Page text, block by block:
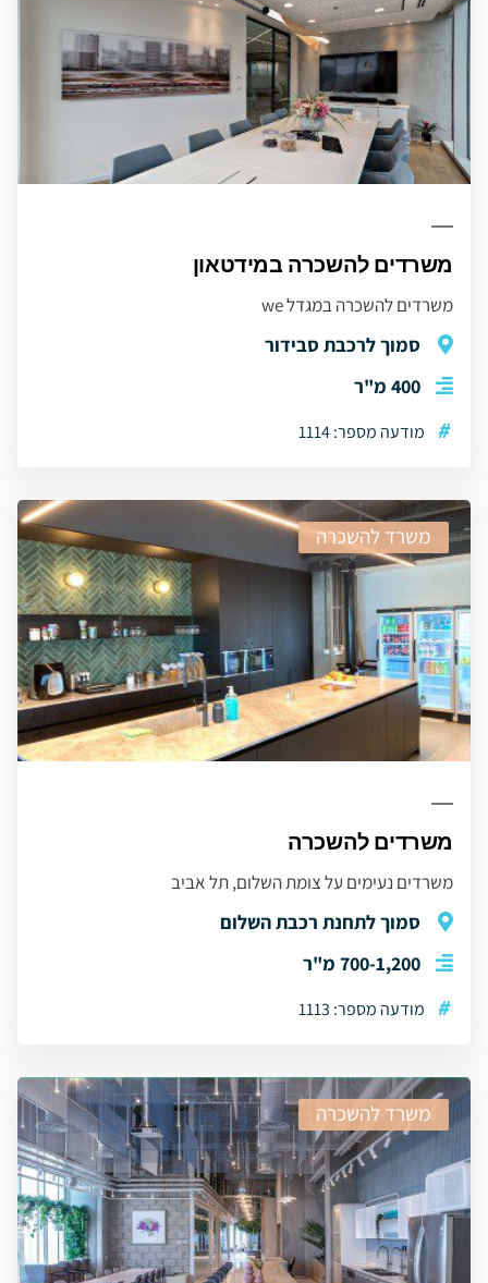
משרדים להשכרה במידטאון
משרדים להשכרה במגדל we
סמוך לרכבת סבידור
400 מ"ר
# מודעה מספר: 1114
משרד להשכרה
משרדים להשכרה
משרדים נעימים על צומת השלום, תל אביב
סמוך לתחנת רכבת השלום
700-1,200 מ"ר
# מודעה מספר: 1113
משרד להשכרה